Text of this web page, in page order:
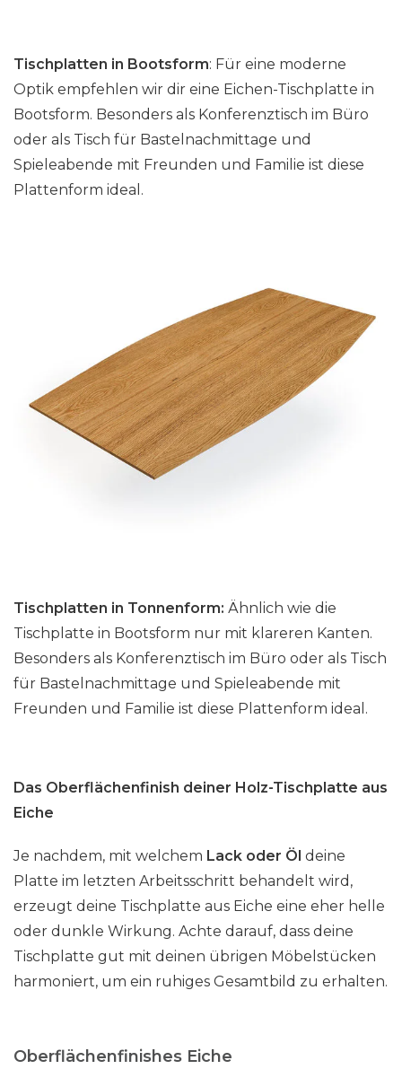
Tischplatten in Bootsform: Für eine moderne
Optik empfehlen wir dir eine Eichen-Tischplatte in
Bootsform. Besonders als Konferenztisch im Büro
oder als Tisch für Bastelnachmittage und
Spieleabende mit Freunden und Familie ist diese
Plattenform ideal.
Tischplatten in Tonnenform: Ähnlich wie die
Tischplatte in Bootsform nur mit klareren Kanten.
Besonders als Konferenztisch im Büro oder als Tisch
für Bastelnachmittage und Spieleabende mit
Freunden und Familie ist diese Plattenform ideal.
Das Oberflächenfinish deiner Holz-Tischplatte aus
Eiche
Je nachdem, mit welchem Lack oder Öl deine
Platte im letzten Arbeitsschritt behandelt wird,
erzeugt deine Tischplatte aus Eiche eine eher helle
oder dunkle Wirkung. Achte darauf, dass deine
Tischplatte gut mit deinen übrigen Möbelstücken
harmoniert, um ein ruhiges Gesamtbild zu erhalten.
Oberflächenfinishes Eiche